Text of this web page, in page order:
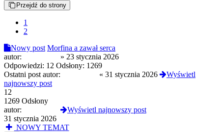
Przejdź do strony
1
2
Nowy post Morfina a zawał serca
autor:
» 23 stycznia 2026
Odpowiedzi: 12 Odsłony: 1269
Ostatni post autor:
« 31 stycznia 2026
Wyświetl
najnowszy post
12
1269 Odsłony
autor:
Wyświetl najnowszy post
31 stycznia 2026
NOWY TEMAT